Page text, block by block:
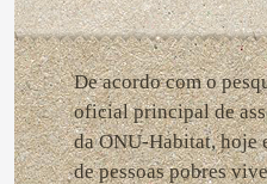
De acordo com o
oficial principal de
da ONU-Habitat, hoje
de pessoas pobres